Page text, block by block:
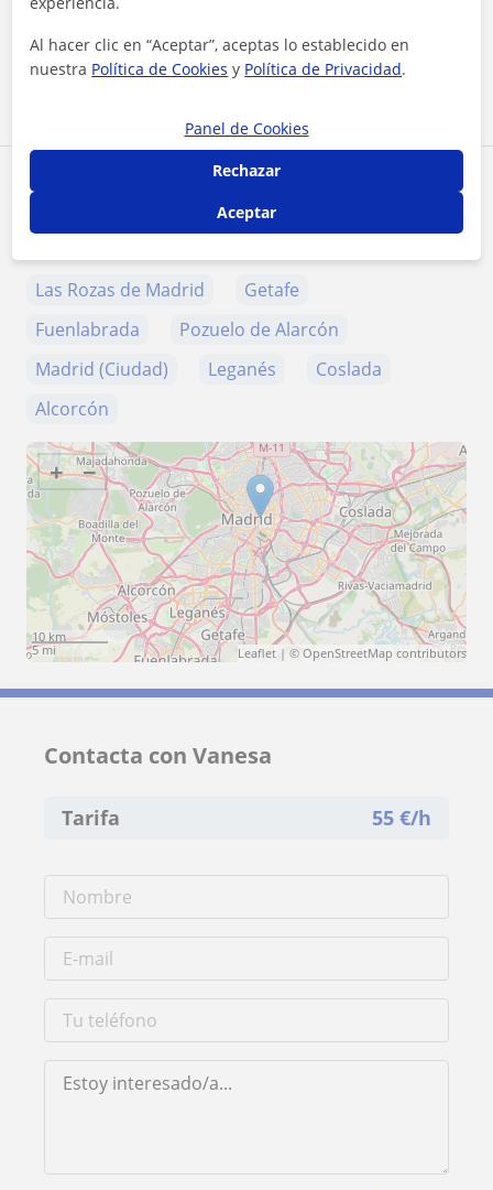
Ver perfil
Zona de Vanesa
Las Rozas de Madrid
Getafe
Fuenlabrada
Pozuelo de Alarcón
Madrid (Ciudad)
Leganés
Coslada
Alcorcón
+ −
10 km
5 mi
Leaflet | © OpenStreetMap contributors
Contacta con Vanesa
Tarifa 55 €/h
Al hacer clic en “Aceptar”, aceptas lo establecido en
nuestra Política de Cookies y Política de Privacidad.
Panel de Cookies
Rechazar
Aceptar